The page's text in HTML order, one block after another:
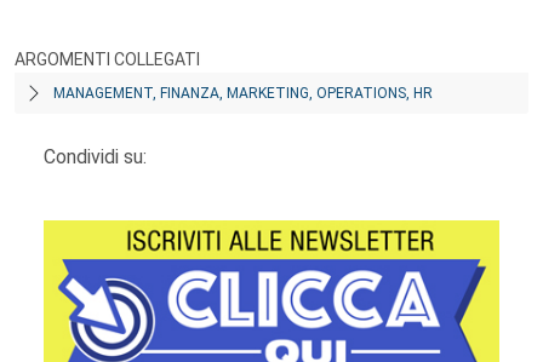
ARGOMENTI COLLEGATI
MANAGEMENT, FINANZA, MARKETING, OPERATIONS, HR
Condividi su: